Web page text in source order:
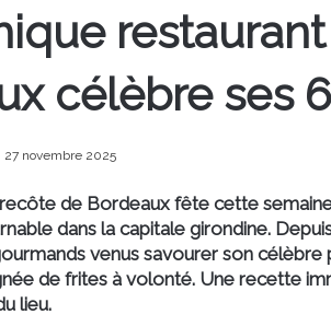
restaurant
célèbre ses
27 novembre 2025
de Bordeaux fête cette
dans la capitale girondine.
venus savourer son célèbre
de frites à volonté. Une recette
lieu.